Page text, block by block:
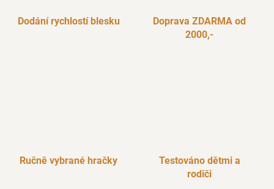
Dodání rychlostí blesku
Doprava ZDARMA od
2000,-
Ručně vybrané hračky
Testováno dětmi a
rodiči